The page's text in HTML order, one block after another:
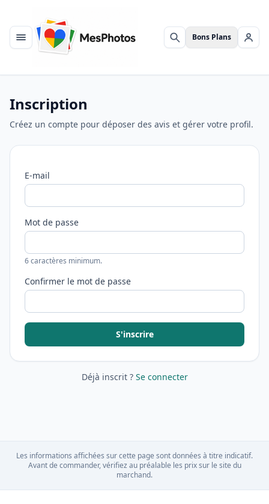
Menu Rechercher
Bons Plans Se
Inscription
Créez un compte pour déposer des avis et gérer votre profil.
E-mail
Mot de passe
6 caractères minimum.
Confirmer le mot de passe
S'inscrire
Déjà inscrit ? Se connecter
Les informations affichées sur cette page sont données à titre indicatif.
Avant de commander, vérifiez au préalable les prix sur le site du
marchand.